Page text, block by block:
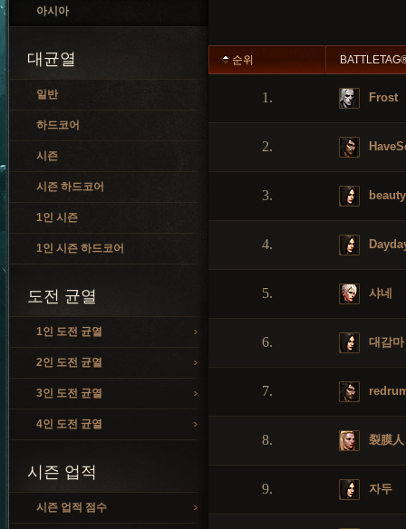
아시아
대균열
일반
하드코어
시즌
시즌 하드코어
1인 시즌
1인 시즌 하드코어
도전 균열
1인 도전 균열
2인 도전 균열
3인 도전 균열
4인 도전 균열
시즌 업적
시즌 업적 점수
순위
1. Frost
2.
3.
4.
5. 샤네
6. 대감마
7.
8. 裂膜人
9. 자두